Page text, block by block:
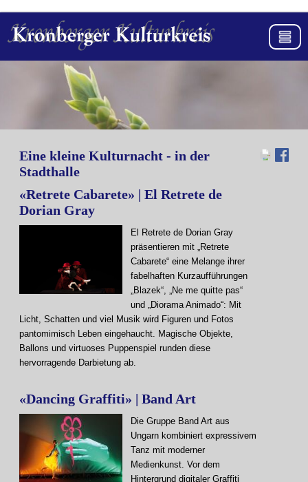
Eine kleine Kulturnacht - in der
Stadthalle
«Retrete Cabarete» | El Retrete de
Dorian Gray
El Retrete de Dorian Gray
präsentieren mit „Retrete
Cabarete“ eine Melange ihrer
fabelhaften Kurzaufführungen
„Blazek“, „Ne me quitte pas“
und „Diorama Animado“: Mit
Licht, Schatten und viel Musik wird Figuren und Fotos
pantomimisch Leben eingehaucht. Magische Objekte,
Ballons und virtuoses Puppenspiel runden diese
hervorragende Darbietung ab.
«Dancing Graffiti» | Band Art
Die Gruppe Band Art aus
Ungarn kombiniert expressivem
Tanz mit moderner
Medienkunst. Vor dem
Hintergrund digitaler Graffiti